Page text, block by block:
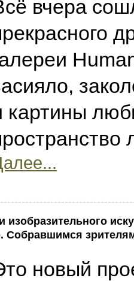
вчера
картины
изобразительного
Собравшимся
новый